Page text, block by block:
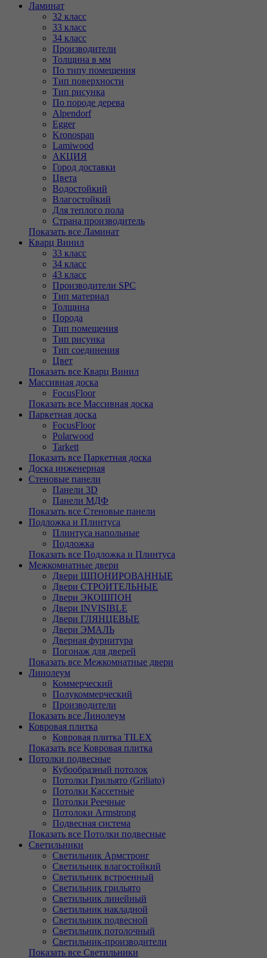
Ламинат
32 класс
33 класс
34 класс
Производители
Толщина в мм
По типу помещения
Тип поверхности
Тип рисунка
По породе дерева
Alpendorf
Egger
Kronospan
Lamiwood
АКЦИЯ
Город доставки
Цвета
Водостойкий
Влагостойкий
Для теплого пола
Страна производитель
Показать все Ламинат
Кварц Винил
33 класс
34 класс
43 класс
Производители SPC
Тип материал
Толщина
Порода
Тип помещения
Тип рисунка
Тип соединения
Цвет
Показать все Кварц Винил
Массивная доска
FocusFloor
Показать все Массивная доска
Паркетная доска
FocusFloor
Polarwood
Tarkett
Показать все Паркетная доска
Доска инженерная
Стеновые панели
Панели 3D
Панели МДФ
Показать все Стеновые панели
Подложка и Плинтуса
Плинтуса напольные
Подложка
Показать все Подложка и Плинтуса
Межкомнатные двери
Двери ШПОНИРОВАННЫЕ
Двери СТРОИТЕЛЬНЫЕ
Двери ЭКОШПОН
Двери INVISIBLE
Двери ГЛЯНЦЕВЫЕ
Двери ЭМАЛЬ
Дверная фурнитура
Погонаж для дверей
Показать все Межкомнатные двери
Линолеум
Коммерческий
Полукоммерческий
Производители
Показать все Линолеум
Ковровая плитка
Ковровая плитка TILEX
Показать все Ковровая плитка
Потолки подвесные
Кубообразный потолок
Потолки Грильято (Griliato)
Потолки Кассетные
Потолки Реечные
Потолоки Armstrong
Подвесная система
Показать все Потолки подвесные
Светильники
Светильник Армстронг
Светильник влагостойкий
Светильник встроенный
Светильник грильято
Светильник линейный
Светильник накладной
Светильник подвесной
Светильник потолочный
Светильник-производители
Показать все Светильники